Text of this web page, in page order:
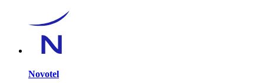
Novotel